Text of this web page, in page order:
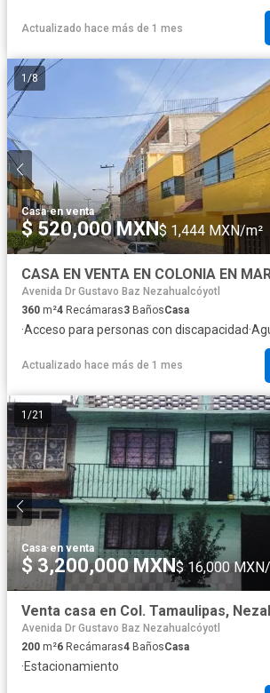
Actualizado hace más de 1 mes
1 /8
Casa·en venta
$ 520,000 MXN$ 1,444 MXN/m²
Avenida Dr Gustavo Baz Nezahualcóyotl
360 m²4 Recámaras3 BañosCasa
·Acceso para personas con discapacidad·
Actualizado hace más de 1 mes
1 /21
Casa·en venta
$ 3,200,000 MXN$ 16,000
Venta casa en Col. Tamaulipas,
Avenida Dr Gustavo Baz Nezahualcóyotl
200 m²6 Recámaras4 BañosCasa
·Estacionamiento